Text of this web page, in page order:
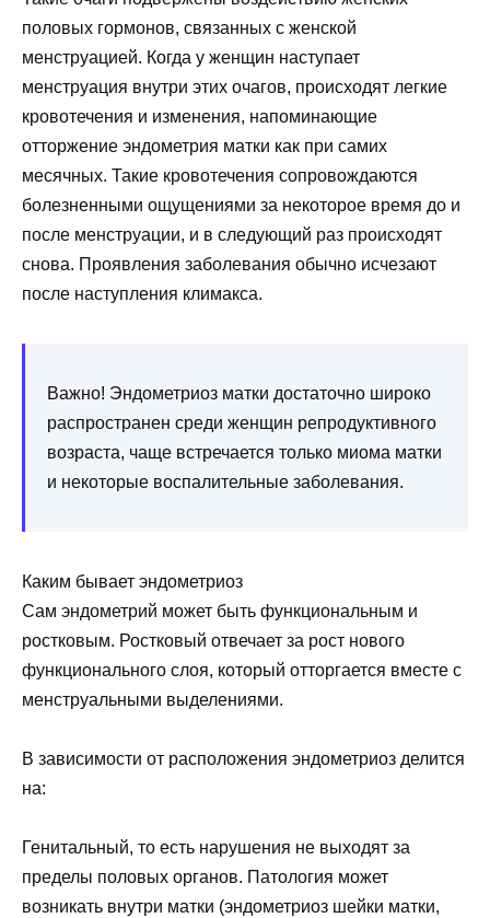
половых гормонов, связанных с женской
менструацией. Когда у женщин наступает
менструация внутри этих очагов, происходят легкие
кровотечения и изменения, напоминающие
отторжение эндометрия матки как при самих
месячных. Такие кровотечения сопровождаются
болезненными ощущениями за некоторое время до и
после менструации, и в следующий раз происходят
снова. Проявления заболевания обычно исчезают
после наступления климакса.
Важно! Эндометриоз матки достаточно широко
распространен среди женщин репродуктивного
возраста, чаще встречается только миома матки
и некоторые воспалительные заболевания.
Каким бывает эндометриоз
Сам эндометрий может быть функциональным и
ростковым. Ростковый отвечает за рост нового
функционального слоя, который отторгается вместе с
менструальными выделениями.
В зависимости от расположения эндометриоз делится
на:
Генитальный, то есть нарушения не выходят за
пределы половых органов. Патология может
возникать внутри матки (эндометриоз шейки матки,